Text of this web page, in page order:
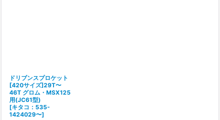
ドリブンスプロケット
[420サイズ]29T〜
46T グロム・MSX125
用(JC61型)
[キタコ：535-
1424029〜]